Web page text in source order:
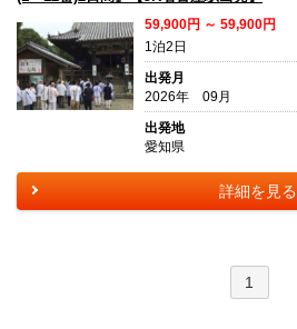
59,900円 ～ 59,900円
1泊2日
出発月
2026年 09月
出発地
愛知県
詳細を見る
1